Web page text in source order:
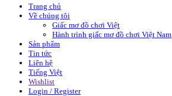
Trang chủ
Về chúng tôi
Giấc mơ đồ chơi Việt
Hành trình giấc mơ đồ chơi Việt Nam
Sản phẩm
Tin tức
Liên hệ
Tiếng Việt
Wishlist
Login / Register